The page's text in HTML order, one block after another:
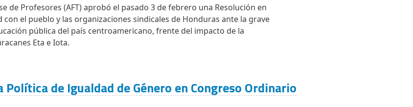
de Profesores (AFT) aprobó el pasado 3 de febrero una Resolución en
con el pueblo y las organizaciones sindicales de Honduras ante la grave
pública del país centroamericano, frente del impacto de la
Eta e Iota.
Política de Igualdad de Género en Congreso Ordinario